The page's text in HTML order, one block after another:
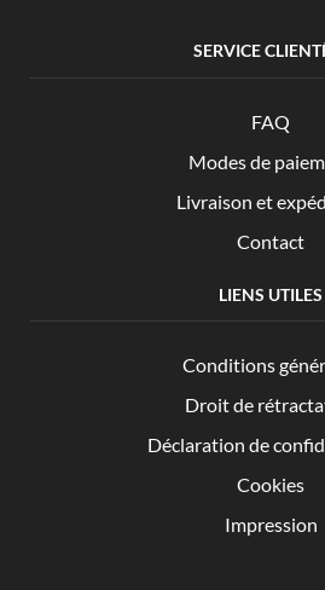
SERVICE
FAQ
Modes de
Livraison et
Contact
LIENS UTILES
Conditions
Droit de
Déclaration de
Cookies
Impression